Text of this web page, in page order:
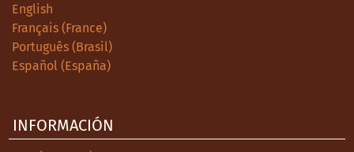
English
Français (France)
Português (Brasil)
Español (España)
INFORMACIÓN